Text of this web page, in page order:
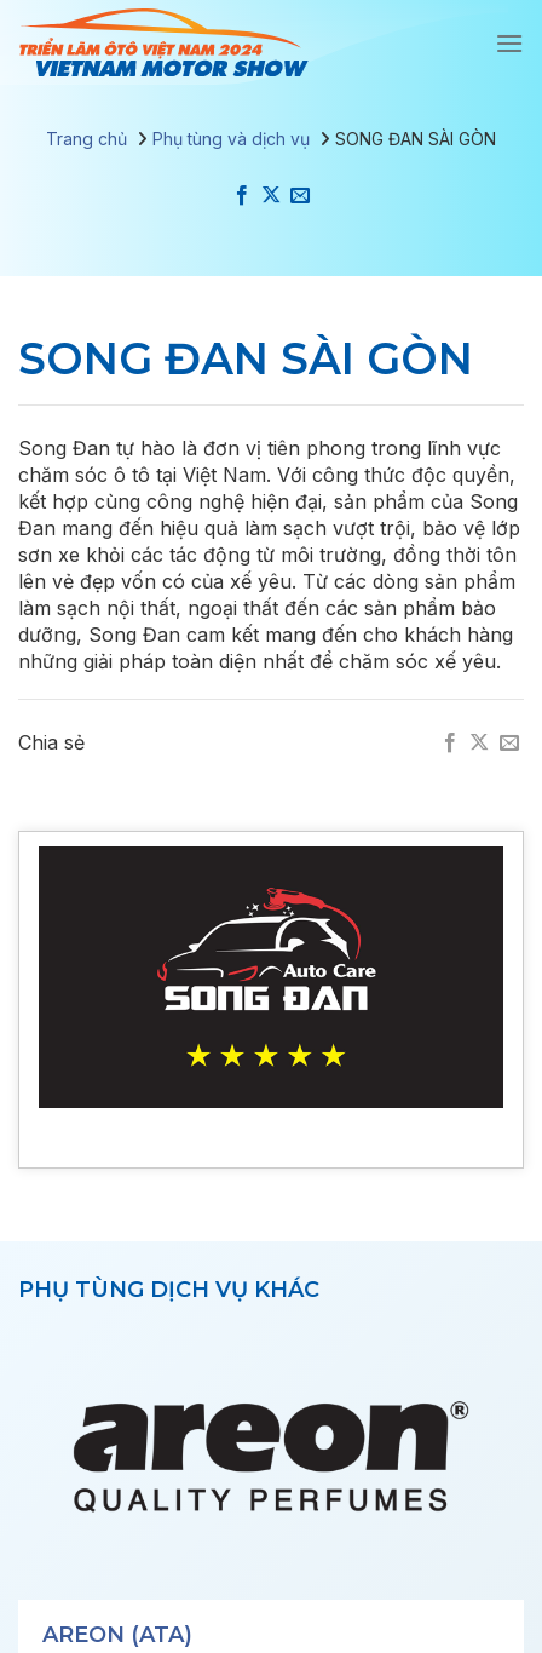
đến
Trang chủ Phụ tùng và dịch vụ SONG ĐAN SÀI GÒN
SONG ĐAN SÀI GÒN
Song Đan tự hào là đơn vị tiên phong trong lĩnh vực
chăm sóc ô tô tại Việt Nam. Với công thức độc quyền,
kết hợp cùng công nghệ hiện đại, sản phẩm của Song
Đan mang đến hiệu quả làm sạch vượt trội, bảo vệ lớp
sơn xe khỏi các tác động từ môi trường, đồng thời tôn
lên vẻ đẹp vốn có của xế yêu. Từ các dòng sản phẩm
làm sạch nội thất, ngoại thất đến các sản phẩm bảo
dưỡng, Song Đan cam kết mang đến cho khách hàng
những giải pháp toàn diện nhất để chăm sóc xế yêu.
Chia sẻ
PHỤ TÙNG DỊCH VỤ KHÁC
AREON (ATA)